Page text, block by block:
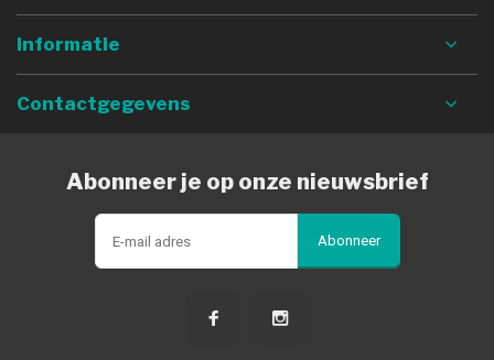
Informatie
Contactgegevens
Abonneer je op onze nieuwsbrief
Abonneer